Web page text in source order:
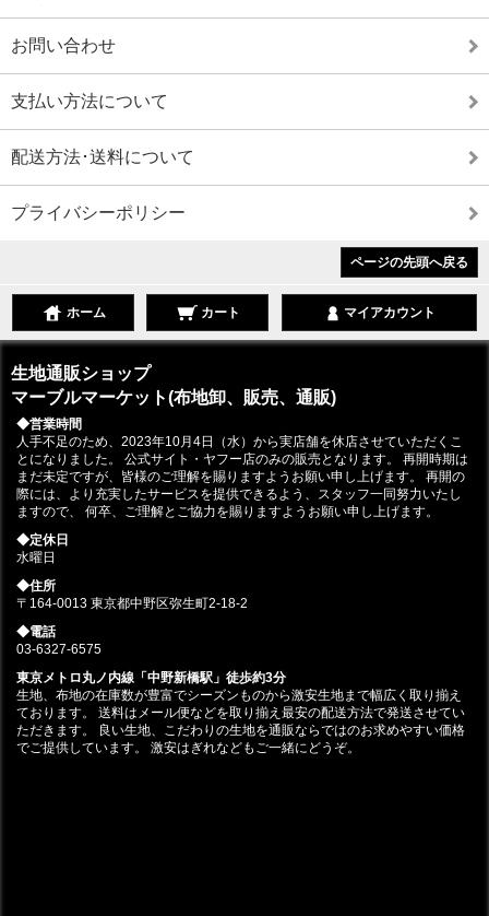
お問い合わせ
支払い方法について
配送方法･送料について
プライバシーポリシー
ページの先頭へ戻る
ホーム カート マイアカウント
生地通販ショップ
マーブルマーケット(布地卸、販売、通販)
◆営業時間
人手不足のため、2023年10月4日（水）から実店舗を休店させていただくこ
とになりました。 公式サイト・ヤフー店のみの販売となります。 再開時期は
まだ未定ですが、皆様のご理解を賜りますようお願い申し上げます。 再開の
際には、より充実したサービスを提供できるよう、スタッフ一同努力いたし
ますので、 何卒、ご理解とご協力を賜りますようお願い申し上げます。
◆定休日
水曜日
◆住所
〒164-0013 東京都中野区弥生町2-18-2
◆電話
03-6327-6575
東京メトロ丸ノ内線「中野新橋駅」徒歩約3分
生地、布地の在庫数が豊富でシーズンものから激安生地まで幅広く取り揃え
ております。 送料はメール便などを取り揃え最安の配送方法で発送させてい
ただきます。 良い生地、こだわりの生地を通販ならではのお求めやすい価格
でご提供しています。 激安はぎれなどもご一緒にどうぞ。